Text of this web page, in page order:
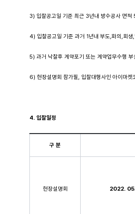
3) 입찰공고일 기준 최근 3년내 방수공사 면
4) 입찰공고일 기준 과거 1년내 부도,화의,회생
5) 과거 낙찰후 계약포기 또는 계약업무수행
6) 현장설명회 참가필, 입찰대행사인 아이마켓
4. 입찰일정
구 분
현장설명회 2022.